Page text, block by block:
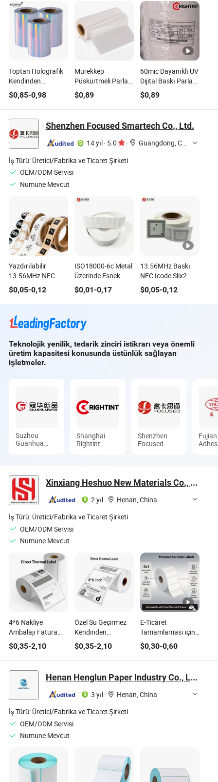
Toptan Holografik
Kendinden
Yapışkan Etiket
Malzeme Ruloları
Ambalaj
Dekorasyonu için
$0,85-0,98
Mürekkep
Püskürtmeli Parlak
Beyaz BOPP
Kendinden
Yapışkan Etiket
Filmi Ambalajlama
için
$0,89
60mic Dayanıklı UV
Dijital Baskı Parlak
Yapışkan Etiketler
$0,89
Shenzhen Focused Smartech Co., Ltd.
14 yıl · 5.0 ·
Guangdong, China
İş Türü: Üretici/Fabrika ve Ticaret Şirketi
OEM/ODM Servisi
Numune Mevcut
Yazdırılabilir
13.56MHz NFC
Destekli Pasif RFID
Etiketi Erişim
Sahtecilik Önleme
için Özel Şekil
$0,05-0,12
ISO18000-6c Metal
Üzerinde Esnek
RFID Etiketi Anti
Metal 860-960MHz
$0,01-0,17
13.56MHz Baskı
NFC Icode Slix2
Kitap Etiketi
ISO15693 RFID
$0,05-0,12
Teknolojik yenilik, tedarik zinciri istikrarı veya önemli
üretim kapasitesi konusunda üstünlük sağlayan
işletmeler.
Suzhou
Guanhua
Shanghai
Rightint
Ltd.
Shenzhen
Focused
Xinxiang Heshuo New Materials Co., Ltd.
2 yıl·
Henan, China
İş Türü: Üretici/Fabrika ve Ticaret Şirketi
OEM/ODM Servisi
Numune Mevcut
4*6 Nakliye
Ambalajı Fatura
Etiketi için Termal
Etiket Rulosu 4*6
$0,35-2,10
Özel Su Geçirmez
Kendinden
Yapışkanlı Termal
Etiket, Verimli
Lojistik Gönderimi
$0,35-2,10
E-Ticaret
Tamamlaması için
Premium Doğrudan
Termal Gönderim
Etiketi Rulosu
$0,30-0,60
Henan Henglun Paper Industry Co., Ltd.
3 yıl·
Henan, China
İş Türü: Üretici/Fabrika ve Ticaret Şirketi
OEM/ODM Servisi
Numune Mevcut